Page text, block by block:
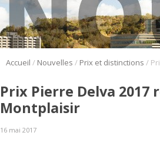
Accueil / Nouvelles / Prix et distinctions /
Prix Pierre Delva 2017
Montplaisir
16 mai 2017